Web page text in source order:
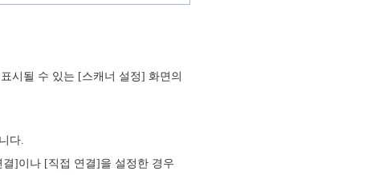
시될 수 있는 [스캐너 설정] 화면의
다.
]이나 [직접 연결]을 설정한 경우